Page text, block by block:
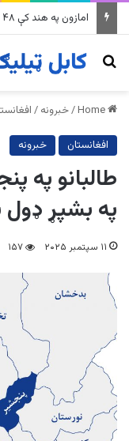
په وینزویلا کې
Search for
/خبرونه /
افغانستان خبرونه
طالبانو په
په بشپړ ډول
۱۱ سپتمبر ۲۰۲۵ ۱۵۷